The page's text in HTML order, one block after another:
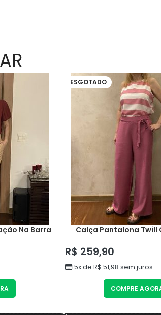
Na Barra
ESGOTADO
Calça Pantalona Twill
R$ 259,90
5x de R$ 51,98 sem juros
COMPRE